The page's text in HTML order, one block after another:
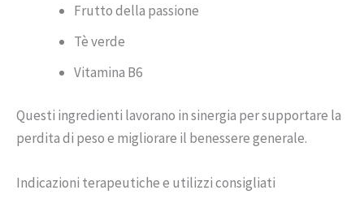
Frutto della passione
Tè verde
Vitamina B6
Questi ingredienti lavorano in sinergia per supportare la
perdita di peso e migliorare il benessere generale.
Indicazioni terapeutiche e utilizzi consigliati